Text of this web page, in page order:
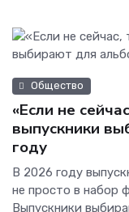
Общество
«Если не
выпускники
году
В 2026 году
не просто в набор
Выпускники